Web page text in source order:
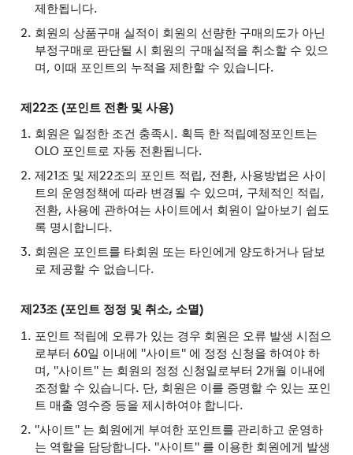
제한됩니다.
회원의 상품구매 실적이 회원의 선량한 구매의도가 아닌
부정구매로 판단될 시 회원의 구매실적을 취소할 수 있으
며, 이때 포인트의 누적을 제한할 수 있습니다.
제22조 (포인트 전환 및 사용)
회원은 일정한 조건 충족시. 획득 한 적립예정포인트는
OLO 포인트로 자동 전환됩니다.
제21조 및 제22조의 포인트 적립, 전환, 사용방법은 사이
트의 운영정책에 따라 변경될 수 있으며, 구체적인 적립,
전환, 사용에 관하여는 사이트에서 회원이 알아보기 쉽도
록 명시합니다.
회원은 포인트를 타회원 또는 타인에게 양도하거나 담보
로 제공할 수 없습니다.
제23조 (포인트 정정 및 취소, 소멸)
포인트 적립에 오류가 있는 경우 회원은 오류 발생 시점으
로부터 60일 이내에 "사이트" 에 정정 신청을 하여야 하
며, "사이트" 는 회원의 정정 신청일로부터 2개월 이내에
조정할 수 있습니다. 단, 회원은 이를 증명할 수 있는 포인
트 매출 영수증 등을 제시하여야 합니다.
"사이트" 는 회원에게 부여한 포인트를 관리하고 운영하
는 역할을 담당합니다. "사이트" 를 이용한 회원에게 발생